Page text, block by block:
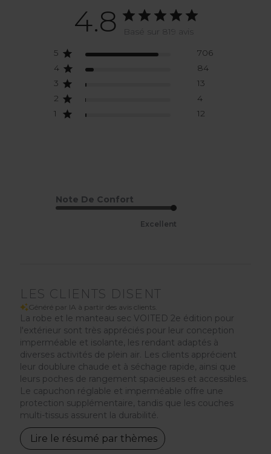
4.8
Basé sur 819 avis
5
706
4
84
3
13
2
4
1
12
Note De Confort
Excellent
LES CLIENTS DISENT
Généré par IA à partir des avis clients.
La robe et le manteau sec VOITED 2e édition pour
l'extérieur sont très appréciés pour leur conception
imperméable et isolante, les rendant adaptés à
diverses activités de plein air. Les clients apprécient
leur doublure chaude et à séchage rapide, ainsi que
leurs poches de rangement spacieuses et accessibles.
Le capuchon réglable et imperméable offre une
protection supplémentaire, tandis que les couches
multi-tissus assurent la durabilité.
Lire le résumé par thèmes